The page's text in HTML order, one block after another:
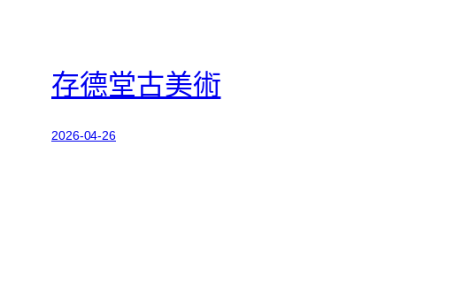
存德堂古美術
2026-04-26